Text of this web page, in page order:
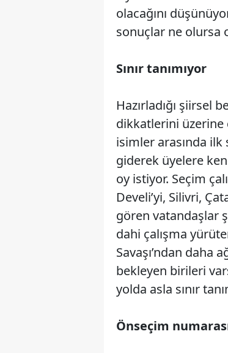
olacağını
sonuçlar ne olursa
Sınır tanımıyor
Hazırladığı şiirsel
dikkatlerini üzerine
isimler arasında
giderek üyelere
oy istiyor. Seçim
Develi’yi, Silivri,
gören vatandaşlar
dahi çalışma
Savaşı’ndan daha
bekleyen birileri
yolda asla sınır
Önseçim numarası